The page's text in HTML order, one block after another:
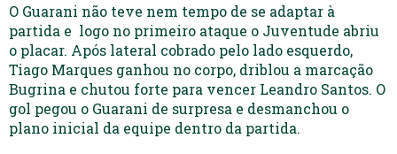
O Guarani não teve nem tempo de se adaptar à
partida e logo no primeiro ataque o Juventude abriu
o placar. Após lateral cobrado pelo lado esquerdo,
Tiago Marques ganhou no corpo, driblou a marcação
Bugrina e chutou forte para vencer Leandro Santos. O
gol pegou o Guarani de surpresa e desmanchou o
plano inicial da equipe dentro da partida.